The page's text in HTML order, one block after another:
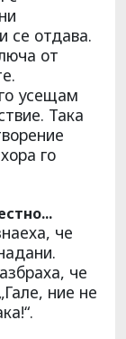
се отдава.
от
усещам
Така
го
че
че
ние не